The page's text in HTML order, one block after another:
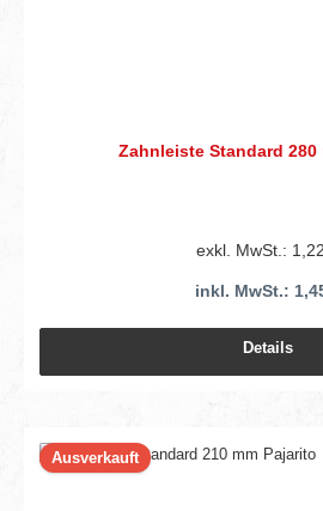
Zahnleiste Standard 280
exkl. MwSt.:
inkl. MwSt.:
Details
Ausverkauft